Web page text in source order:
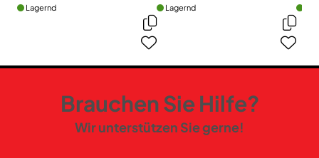
Lagernd Lagernd
Brauchen Sie Hilfe?
Wir unterstützen Sie gerne!